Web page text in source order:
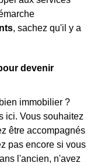
, sachez qu'il y a
devenir
immobilier ?
ici. Vous souhaitez
être accompagnés
pas encore si vous
l'ancien, n'avez